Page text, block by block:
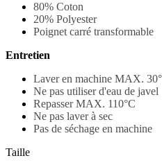
80% Coton
20% Polyester
Poignet carré transformable
Entretien
Laver en machine MAX. 30°
Ne pas utiliser d'eau de javel
Repasser MAX. 110°C
Ne pas laver à sec
Pas de séchage en machine
Taille